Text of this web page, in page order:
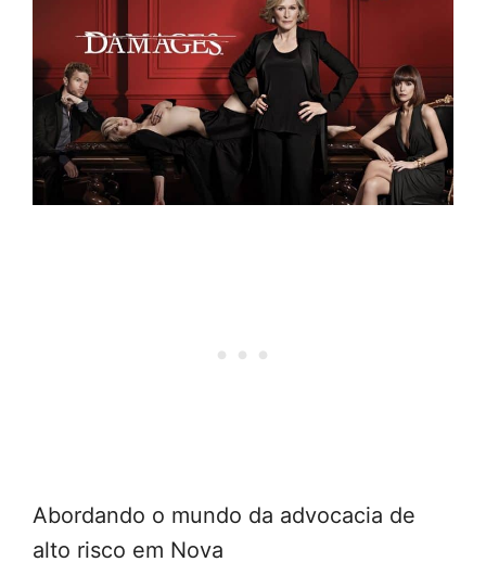
Abordando o mundo da advocacia de
alto risco em Nova